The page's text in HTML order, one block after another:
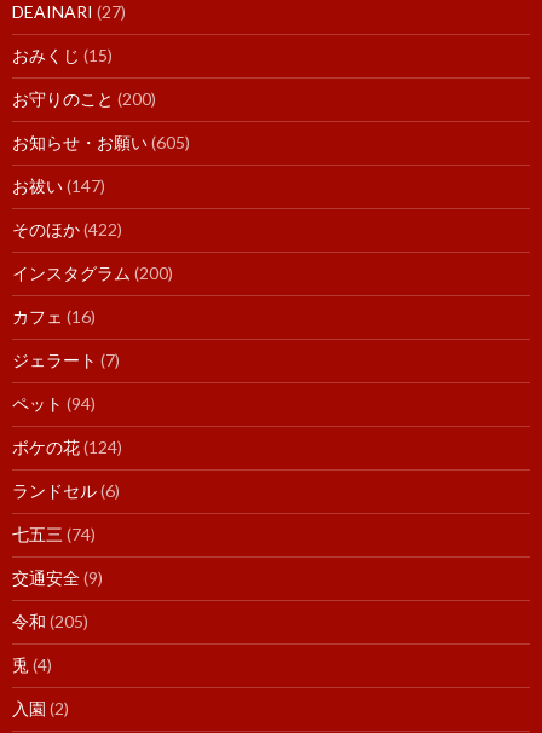
DEAINARI (27)
おみくじ (15)
お守りのこと (200)
お知らせ・お願い(605)
お祓い(147)
そのほか(422)
インスタグラム (200)
カフェ (16)
ジェラート (7)
ペット (94)
ボケの花(124)
ランドセル(6)
七五三 (74)
交通安全(9)
令和 (205)
兎(4)
入園 (2)